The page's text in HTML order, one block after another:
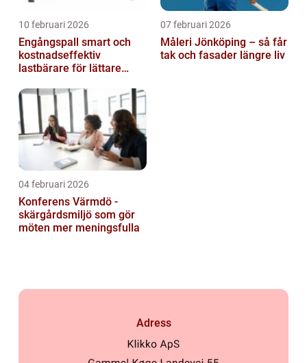
10 februari 2026
Engångspall smart och
kostnadseffektiv
lastbärare för lättare
07 februari 2026
Måleri Jönköping – så får
tak och fasader längre liv
04 februari 2026
Konferens Värmdö -
skärgårdsmiljö som gör
möten mer meningsfulla
Adress